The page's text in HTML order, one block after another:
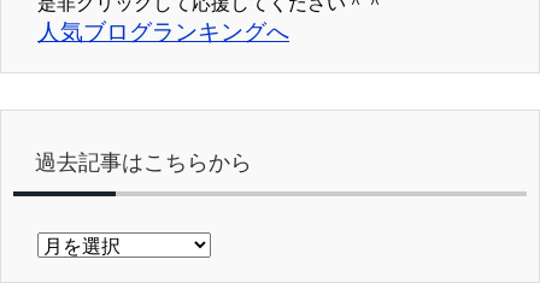
人気ブログランキングへ
過去記事はこちらから
過